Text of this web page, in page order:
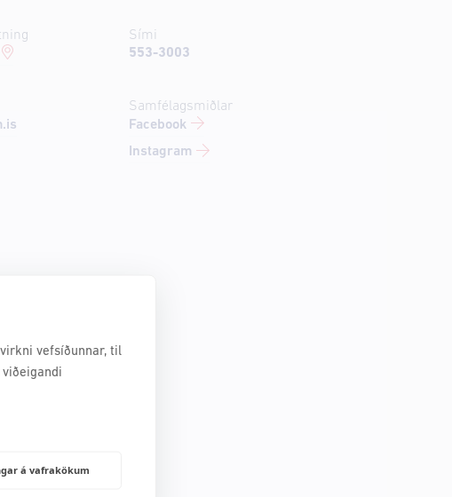
vefsíðunnar, til
á vafrakökum
Sími
553-3003
Samfélagsmiðlar
Facebook
Instagram